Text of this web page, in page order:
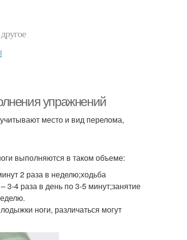
упражнений
место и вид перелома,
выполняются в таком объеме:
2 раза в неделю;ходьба
4 раза в день по 3-5 минут;занятие
ноги, различаться могут